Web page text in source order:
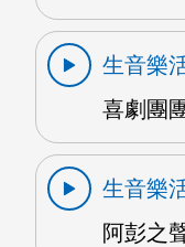
生音樂
喜劇團
生音樂
阿彭之